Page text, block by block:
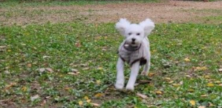
会社概要
プライバシーポリシー
お問い合わせ